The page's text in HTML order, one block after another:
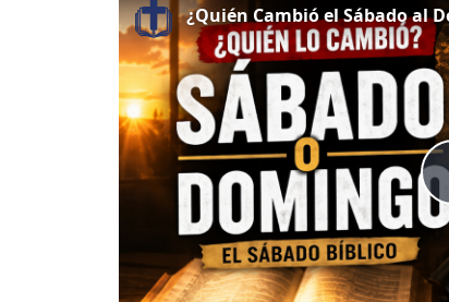
P
¿Quién Cambió el Sábado al